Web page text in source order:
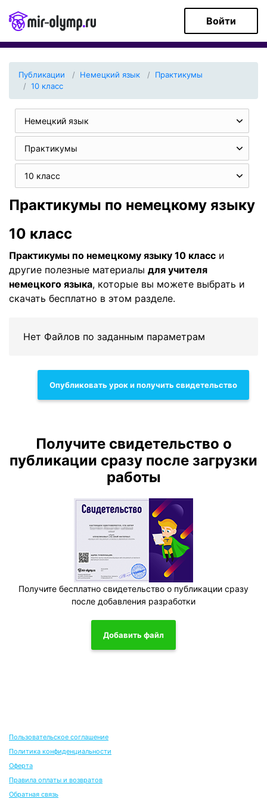
Войти
Публикации Немецкий язык
Практикумы
10 класс
Немецкий язык
Практикумы
10 класс
Практикумы по немецкому языку
10 класс
Практикумы по немецкому языку 10 класс и
другие полезные материалы для учителя
немецкого языка, которые вы можете выбрать и
скачать бесплатно в этом разделе.
Нет Файлов по заданным параметрам
Опубликовать урок и получить свидетельство
Получите свидетельство о
публикации сразу после загрузки
работы
Получите бесплатно свидетельство о публикации сразу
после добавления разработки
Добавить файл
Пользовательское соглашение
Политика конфиденциальности
Оферта
Правила оплаты и возвратов
Обратная связь